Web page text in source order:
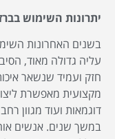
יתרונות השימוש
בשנים האחרונות
עליה גדולה מאוד,
חזק ועמיד שנשאר
מקצועית מאפשרת
דוגמאות ועוד מגוון
במשך שנים. אנשים